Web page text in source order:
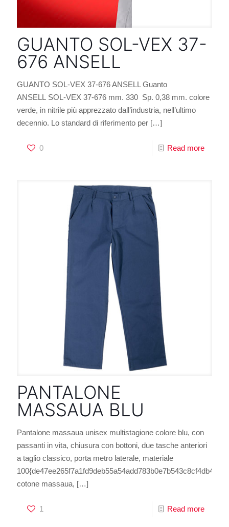
GUANTO SOL-VEX 37-
676 ANSELL
GUANTO SOL-VEX 37-676 ANSELL Guanto
ANSELL SOL-VEX 37-676 mm. 330 Sp. 0,38 mm. colore
verde, in nitrile più apprezzato dall’industria, nell’ultimo
decennio. Lo standard di riferimento per […]
0 Read more
PANTALONE
MASSAUA BLU
Pantalone massaua unisex multistagione colore blu, con
passanti in vita, chiusura con bottoni, due tasche anteriori
a taglio classico, porta metro laterale, materiale
cotone massaua, […]
1 Read more